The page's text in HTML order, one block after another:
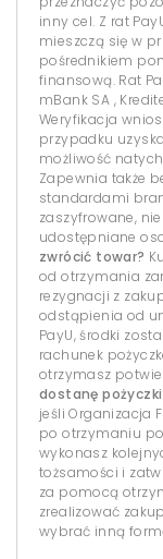
inny cel. Z rat
mieszczą się w
pośrednikiem
finansową. Rat
mBank SA ,
Weryfikacja
przypadku
możliwość
Zapewnia także
standardami
zaszyfrowane,
udostępniane
zwrócić towar?
od otrzymania
rezygnacji z
odstąpienia od
PayU, środki
rachunek
otrzymasz
dostanę
jeśli Organizacja
po otrzymaniu
wykonasz
tożsamości i
za pomocą
zrealizować
wybrać inną